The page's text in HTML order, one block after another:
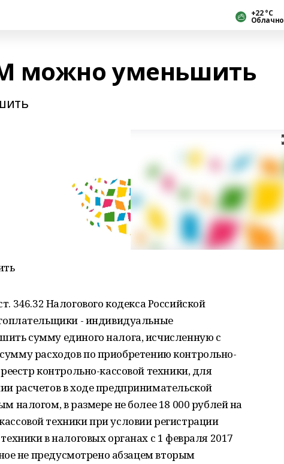
+22 °С
Облачно
можно уменьшить
346.32 Налогового кодекса Российской
- индивидуальные
сумму единого налога, исчисленную с
расходов по приобретению контрольно-
контрольно-кассовой техники, для
расчетов в ходе предпринимательской
налогом, в размере не более 18 000 рублей на
техники при условии регистрации
в налоговых органах с 1 февраля 2017
не предусмотрено абзацем вторым